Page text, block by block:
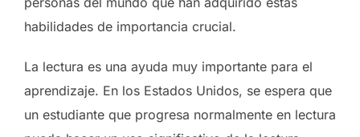
habilidades de importancia crucial.
La lectura es una ayuda muy importante para el
aprendizaje. En los Estados Unidos, se espera que
un estudiante que progresa normalmente en lectura